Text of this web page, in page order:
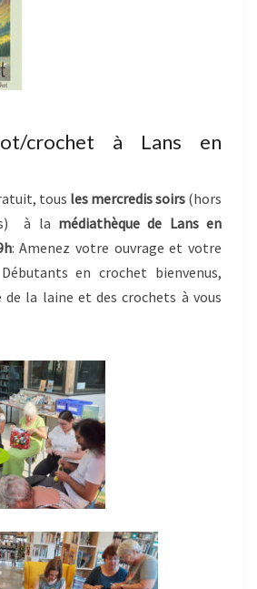
crochet à Lans en
tous les mercredis soirs (hors
à la médiathèque de Lans en
: Amenez votre ouvrage et votre
en crochet bienvenus,
de la laine et des crochets à vous